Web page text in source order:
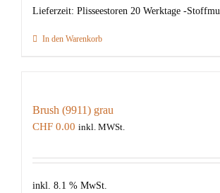
Lieferzeit: Plisseestoren 20 Werktage -
In den Warenkorb
Brush (9911) grau
CHF 0.00 inkl. MWSt.
inkl. 8.1 % MwSt.